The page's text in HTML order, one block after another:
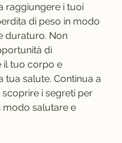
raggiungere i tuoi
di peso in modo
duraturo. Non
di
il tuo corpo e
tua salute. Continua a
i segreti per
modo salutare e